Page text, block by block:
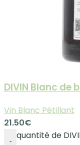
DIVIN Blanc de
Vin Blanc Pétillant
21.50€
-
quantité de